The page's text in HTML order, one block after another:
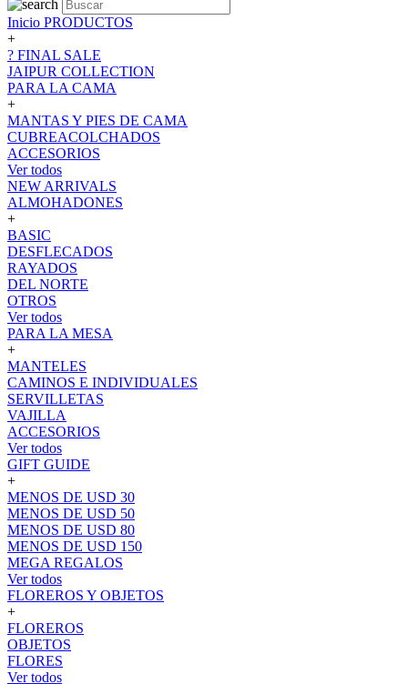
Inicio PRODUCTOS
+
? FINAL SALE
JAIPUR COLLECTION
PARA LA CAMA
+
MANTAS Y PIES DE CAMA
CUBREACOLCHADOS
ACCESORIOS
Ver todos
NEW ARRIVALS
ALMOHADONES
+
BASIC
DESFLECADOS
RAYADOS
DEL NORTE
OTROS
Ver todos
PARA LA MESA
+
MANTELES
CAMINOS E INDIVIDUALES
SERVILLETAS
VAJILLA
ACCESORIOS
Ver todos
GIFT GUIDE
+
MENOS DE USD 30
MENOS DE USD 50
MENOS DE USD 80
MENOS DE USD 150
MEGA REGALOS
Ver todos
FLOREROS Y OBJETOS
+
FLOREROS
OBJETOS
FLORES
Ver todos